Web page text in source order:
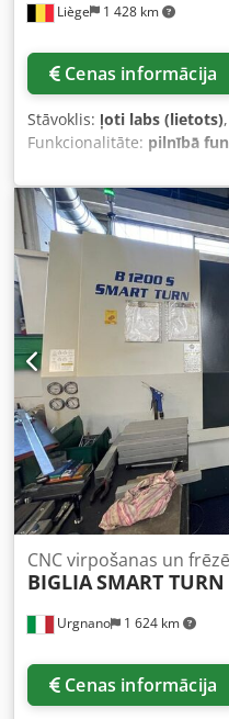
Liège 1 428 km
Cenas informācija
Stāvoklis: ļoti labs (lietots)
Funkcionalitāte: pilnībā
, virpošanas
jauda:22 W, vārpstas
kopējais svars:6 100 kg,
datums: 02/2023 Papildu
turētājs: 2 gab. - Capto C3
Dodpfxeywllyj Ai Tsck -
ER32 spīļpatronta Capto:
Capto: 1 gab. - Capto
Indexējams urbis: 1 gab.
Urgnano 1 624 km
CNC virpošanas un
BIGLIASMART TURN
Cenas informācija